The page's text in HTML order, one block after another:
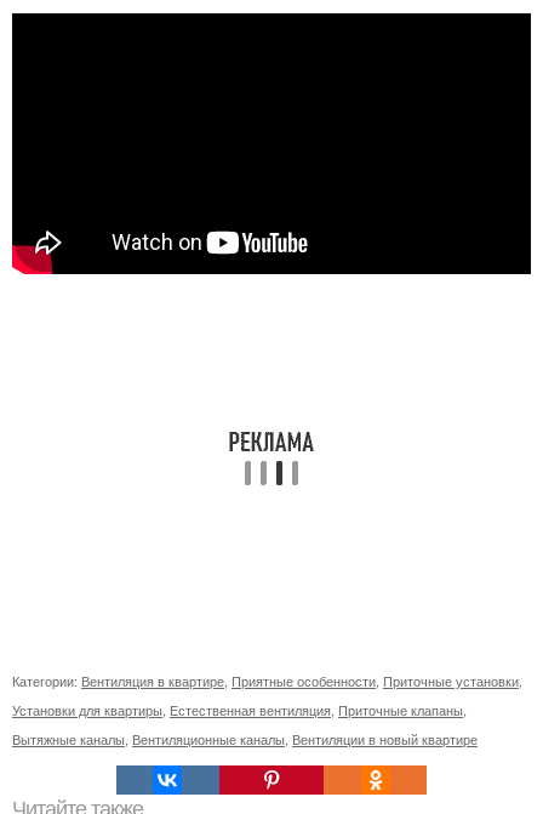
Категории: Вентиляция в квартире Приятные особенности Приточные установки
Установки для квартиры Естественная вентиляция Приточные клапаны
Вытяжные каналы Вентиляционные каналы Вентиляции в новый квартире
Читайте также